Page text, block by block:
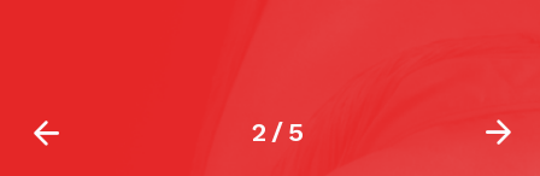
2/5